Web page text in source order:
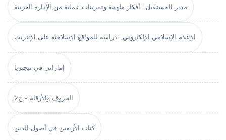
مدير المستقبل : أفكار ملهمة وتمرينات عملية من الإدارة الغربية
الإعلام الإسلامي الإلكتروني : دراسة للمواقع الإسلامية على الإنترنت
إماراتي في نيجيريا
الحروف والأرقام - ج2
كتاب الأربعين في أصول الدين